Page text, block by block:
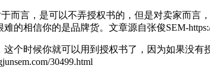
言，是可以不弄授权书的，但是对卖家而言
的相信你的是品牌货。 文章源自张俊SEM-
时候你就可以用到授权书了，因为如果没有
30499.html